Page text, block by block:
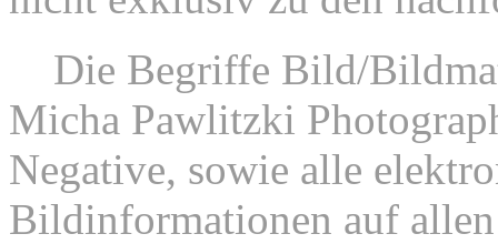
Die Begriffe Bild/
Micha Pawlitzki
Negative, sowie alle
Bildinformationen auf